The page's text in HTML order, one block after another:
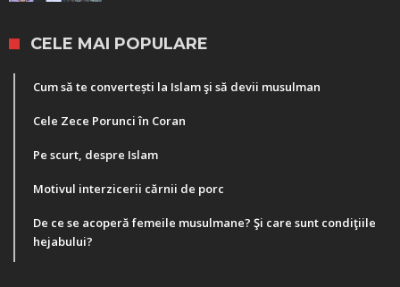
CELE MAI POPULARE
Cum să te convertești la Islam şi să devii musulman
Cele Zece Porunci în Coran
Pe scurt, despre Islam
Motivul interzicerii cărnii de porc
De ce se acoperă femeile musulmane? Şi care sunt condiţiile
hejabului?